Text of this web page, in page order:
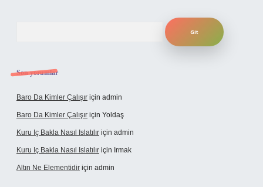
Son yorumlar
Baro Da Kimler Çalışır için admin
Baro Da Kimler Çalışır için Yoldaş
Kuru Iç Bakla Nasıl Islatılır için admin
Kuru Iç Bakla Nasıl Islatılır için Irmak
Altın Ne Elementidir için admin